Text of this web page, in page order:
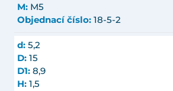
M: M5
Objednací číslo: 18-5-2
d: 5,2
D: 15
D1: 8,9
H: 1,5